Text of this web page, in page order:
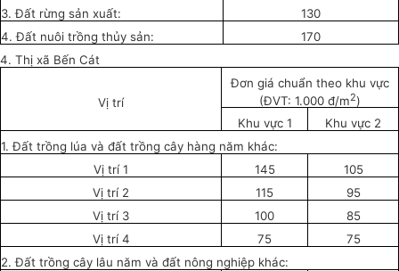
3. Đất rừng sản xuất:
130
4. Đất nuôi trồng thủy sản:
170
4. Thị xã Bến Cát
Vị trí
Đơn giá chuẩn theo khu vực
(ĐVT: 1.000 đ/m2)
Khu vực 1
Khu vực 2
1. Đất trồng lúa và đất trồng cây hàng năm khác:
Vị trí 1
145
105
Vị trí 2
115
95
Vị trí 3
100
85
Vị trí 4
75
75
2. Đất trồng cây lâu năm và đất nông nghiệp khác: